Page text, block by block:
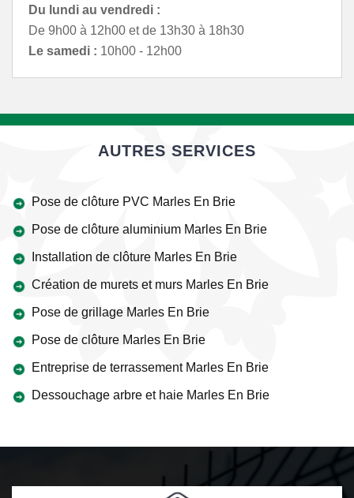
Du lundi au vendredi :
De 9h00 à 12h00 et de 13h30 à 18h30
Le samedi : 10h00 - 12h00
AUTRES SERVICES
Pose de clôture PVC Marles En Brie
Pose de clôture aluminium Marles En Brie
Installation de clôture Marles En Brie
Création de murets et murs Marles En Brie
Pose de grillage Marles En Brie
Pose de clôture Marles En Brie
Entreprise de terrassement Marles En Brie
Dessouchage arbre et haie Marles En Brie